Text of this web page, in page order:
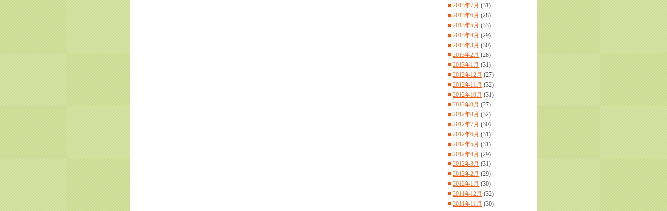
■ 2013年7月 (31)
■ 2013年6月 (28)
■ 2013年5月 (33)
■ 2013年4月 (29)
■ 2013年3月 (30)
■ 2013年2月 (28)
■ 2013年1月 (31)
■ 2012年12月 (27)
■ 2012年11月 (32)
■ 2012年10月 (31)
■ 2012年9月 (27)
■ 2012年8月 (32)
■ 2012年7月 (30)
■ 2012年6月 (31)
■ 2012年5月 (31)
■ 2012年4月 (29)
■ 2012年3月 (31)
■ 2012年2月 (29)
■ 2012年1月 (30)
■ 2011年12月 (32)
■ 2011年11月 (30)